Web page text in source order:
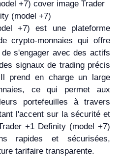
+7) est une plateforme
crypto-monnaies qui offre
s'engager avec des actifs
signaux de trading précis
prend en charge un large
ce qui permet aux
portefeuilles à travers
l'accent sur la sécurité et
+1 Definity (model +7)
rapides et sécurisées,
tarifaire transparente.